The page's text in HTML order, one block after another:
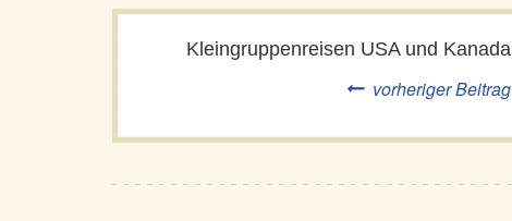
Kleingruppenreisen USA und Kanada
vorheriger Beitrag